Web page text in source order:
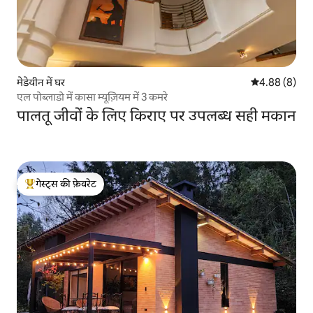
मेडेयीन में घर औसत रेटिंग 5 में
4.88 (8)
एल पोब्लाडो में कासा म्यूज़ियम में 3 कमरे
पालतू जीवों के लिए किराए पर उपलब्ध सही मकान
गेस्ट्स का टॉप फ़ेवरेट
गेस्ट्स की फ़ेवरेट